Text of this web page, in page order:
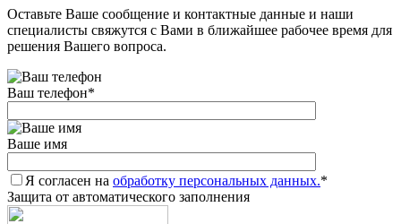
Оставьте Ваше сообщение и контактные данные и наши
специалисты свяжутся с Вами в ближайшее рабочее время для
решения Вашего вопроса.
Ваш телефон*
Ваше имя
Я согласен на обработку персональных данных.*
Защита от автоматического заполнения